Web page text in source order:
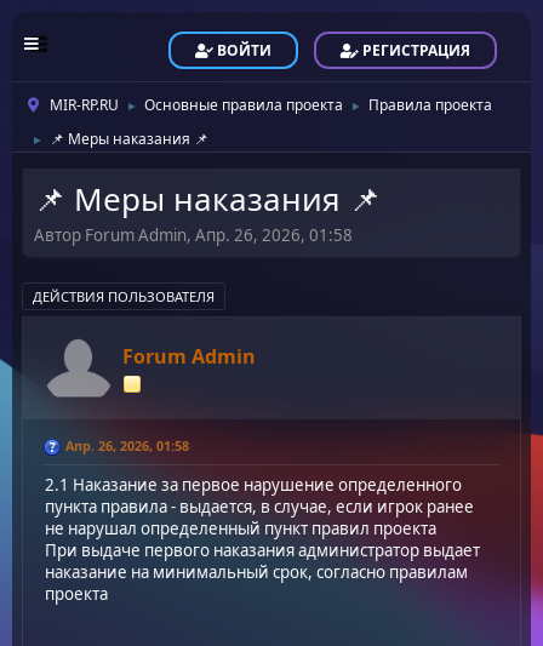
ВОЙТИ РЕГИСТРАЦИЯ
MIR-RP.RU ► Основные правила проекта ► Правила проекта
► 📌 Меры наказания 📌
📌 Меры наказания 📌
Автор Forum Admin, Апр. 26, 2026, 01:58
ДЕЙСТВИЯ ПОЛЬЗОВАТЕЛЯ
Forum Admin
Апр. 26, 2026, 01:58
2.1 Наказание за первое нарушение определенного
пункта правила - выдается, в случае, если игрок ранее
не нарушал определенный пункт правил проекта
При выдаче первого наказания администратор выдает
наказание на минимальный срок, согласно правилам
проекта